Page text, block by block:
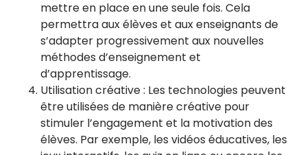
mettre en place en une seule fois. Cela
permettra aux élèves et aux enseignants de
s’adapter progressivement aux nouvelles
méthodes d’enseignement et
d’apprentissage.
Utilisation créative : Les technologies peuvent
être utilisées de manière créative pour
stimuler l’engagement et la motivation des
élèves. Par exemple, les vidéos éducatives, les